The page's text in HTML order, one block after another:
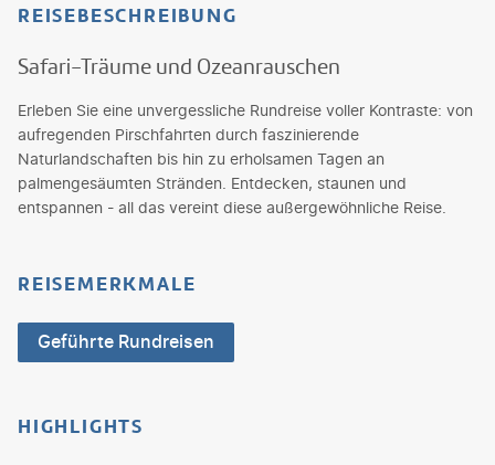
REISEBESCHREIBUNG
Safari-Träume und Ozeanrauschen
Erleben Sie eine unvergessliche Rundreise voller Kontraste: von
aufregenden Pirschfahrten durch faszinierende
Naturlandschaften bis hin zu erholsamen Tagen an
palmengesäumten Stränden. Entdecken, staunen und
entspannen - all das vereint diese außergewöhnliche Reise.
REISEMERKMALE
Geführte Rundreisen
HIGHLIGHTS